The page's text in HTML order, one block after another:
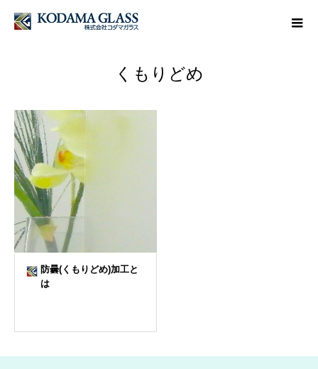
くもりどめ